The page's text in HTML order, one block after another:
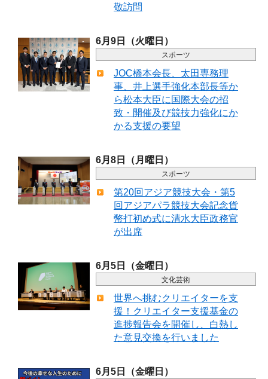
敬訪問
6月9日（火曜日）
スポーツ
JOC橋本会長、太田専務理
事、井上選手強化本部長等か
ら松本大臣に国際大会の招
致・開催及び競技力強化にか
かる支援の要望
6月8日（月曜日）
スポーツ
第20回アジア競技大会・第5
回アジアパラ競技大会記念貨
幣打初め式に清水大臣政務官
が出席
6月5日（金曜日）
文化芸術
世界へ挑むクリエイターを支
援！クリエイター支援基金の
進捗報告会を開催し、白熱し
た意見交換を行いました
6月5日（金曜日）